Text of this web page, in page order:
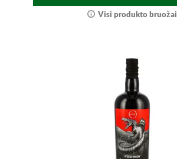
Visi produkto bruožai